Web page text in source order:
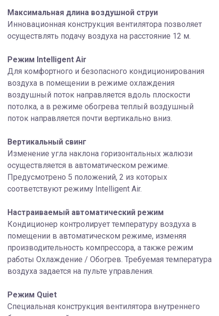
Максимальная длина воздушной струи
Инновационная конструкция вентилятора позволяет
осуществлять подачу воздуха на расстояние 12 м.
Режим Intelligent Air
Для комфортного и безопасного кондиционирования
воздуха в помещении в режиме охлаждения
воздушный поток направляется вдоль плоскости
потолка, а в режиме обогрева теплый воздушный
поток направляется почти вертикально вниз.
Вертикальный свинг
Изменение угла наклона горизонтальных жалюзи
осуществляется в автоматическом режиме.
Предусмотрено 5 положений, 2 из которых
соответствуют режиму Intelligent Air.
Настраиваемый автоматический режим
Кондиционер контролирует температуру воздуха в
помещении в автоматическом режиме, изменяя
производительность компрессора, а также режим
работы Охлаждение / Обогрев. Требуемая температура
воздуха задается на пульте управления.
Режим Quiet
Специальная конструкция вентилятора внутреннего